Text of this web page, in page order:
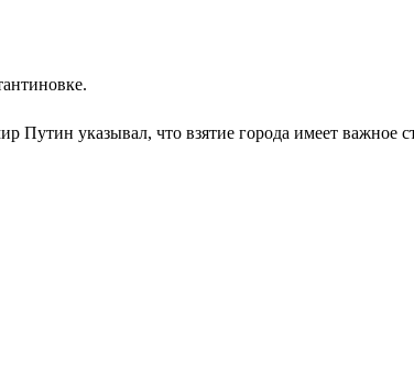
указывал, что взятие города имеет важное